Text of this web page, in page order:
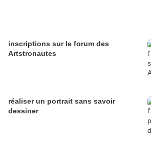
inscriptions sur le forum des
Artstronautes
réaliser un portrait sans savoir
dessiner